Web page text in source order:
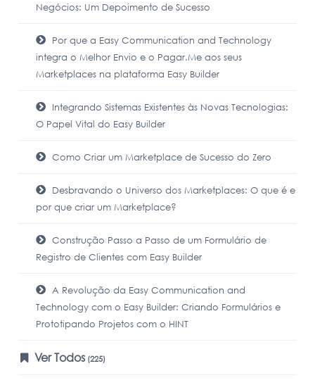
Negócios: Um Depoimento de Sucesso
Por que a Easy Communication and Technology
integra o Melhor Envio e o Pagar.Me aos seus
Marketplaces na plataforma Easy Builder
Integrando Sistemas Existentes às Novas Tecnologias:
O Papel Vital do Easy Builder
Como Criar um Marketplace de Sucesso do Zero
Desbravando o Universo dos Marketplaces: O que é e
por que criar um Marketplace?
Construção Passo a Passo de um Formulário de
Registro de Clientes com Easy Builder
A Revolução da Easy Communication and
Technology com o Easy Builder: Criando Formulários e
Prototipando Projetos com o HINT
Ver Todos (225)